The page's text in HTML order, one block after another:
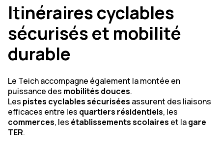
Itinéraires cyclables
sécurisés et mobilité
durable
Le Teich accompagne également la montée en
puissance des mobilités douces.
Les pistes cyclables sécurisées assurent des liaisons
efficaces entre les quartiers résidentiels, les
commerces, les établissements scolaires et lagare
TER.